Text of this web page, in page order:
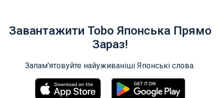
Завантажити Tobo Японська Прямо
Зараз!
Запам'ятовуйте найуживаніші Японські слова.